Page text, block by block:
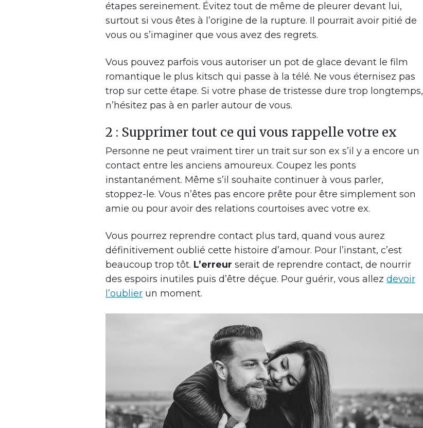
étapes sereinement. Évitez tout de même de pleurer devant lui,
surtout si vous êtes à l’origine de la rupture. Il pourrait avoir pitié de
vous ou s’imaginer que vous avez des regrets.
Vous pouvez parfois vous autoriser un pot de glace devant le film
romantique le plus kitsch qui passe à la télé. Ne vous éternisez pas
trop sur cette étape. Si votre phase de tristesse dure trop longtemps,
n’hésitez pas à en parler autour de vous.
2 : Supprimer tout ce qui vous rappelle votre ex
Personne ne peut vraiment tirer un trait sur son ex s’il y a encore un
contact entre les anciens amoureux. Coupez les ponts
instantanément. Même s’il souhaite continuer à vous parler,
stoppez-le. Vous n’êtes pas encore prête pour être simplement son
amie ou pour avoir des relations courtoises avec votre ex.
Vous pourrez reprendre contact plus tard, quand vous aurez
définitivement oublié cette histoire d’amour. Pour l’instant, c’est
beaucoup trop tôt. L’erreur serait de reprendre contact, de nourrir
des espoirs inutiles puis d’être déçue. Pour guérir, vous allez devoir
l’oublier un moment.